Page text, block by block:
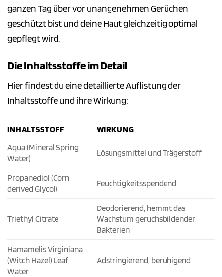
ganzen Tag über vor unangenehmen Gerüchen
geschützt bist und deine Haut gleichzeitig optimal
gepflegt wird.
Die Inhaltsstoffe im Detail
Hier findest du eine detaillierte Auflistung der
Inhaltsstoffe und ihre Wirkung:
INHALTSSTOFF
WIRKUNG
Aqua (Mineral Spring
Water)
Lösungsmittel und Trägerstoff
Propanediol (Corn
derived Glycol)
Feuchtigkeitsspendend
Triethyl Citrate
Deodorierend, hemmt das
Wachstum geruchsbildender
Bakterien
Hamamelis Virginiana
(Witch Hazel) Leaf
Water
Adstringierend, beruhigend